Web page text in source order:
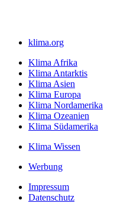
klima.org
Klima Afrika
Klima Antarktis
Klima Asien
Klima Europa
Klima Nordamerika
Klima Ozeanien
Klima Südamerika
Klima Wissen
Werbung
Impressum
Datenschutz